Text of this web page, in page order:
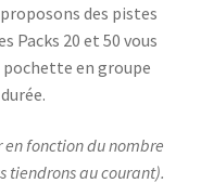
des pistes
Packs 20 et 50 vous
pochette en groupe
fonction du nombre
tiendrons au courant).